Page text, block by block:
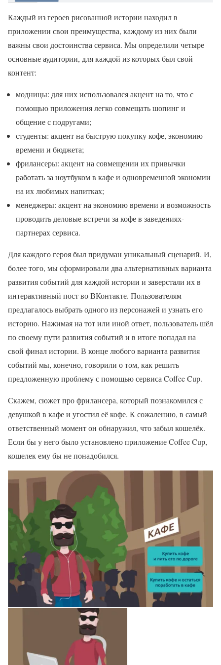
Каждый из героев рисованной истории находил в
приложении свои преимущества, каждому из них были
важны свои достоинства сервиса. Мы определили четыре
основные аудитории, для каждой из которых был свой
контент:
модницы: для них использовался акцент на то, что с
помощью приложения легко совмещать шопинг и
общение с подругами;
студенты: акцент на быструю покупку кофе, экономию
времени и бюджета;
фрилансеры: акцент на совмещении их привычки
работать за ноутбуком в кафе и одновременной экономии
на их любимых напитках;
менеджеры: акцент на экономию времени и возможность
проводить деловые встречи за кофе в заведениях-
партнерах сервиса.
Для каждого героя был придуман уникальный сценарий. И,
более того, мы сформировали два альтернативных варианта
развития событий для каждой истории и заверстали их в
интерактивный пост во ВКонтакте. Пользователям
предлагалось выбрать одного из персонажей и узнать его
историю. Нажимая на тот или иной ответ, пользователь шёл
по своему пути развития событий и в итоге попадал на
свой финал истории. В конце любого варианта развития
событий мы, конечно, говорили о том, как решить
предложенную проблему с помощью сервиса Coffee Cup.
Скажем, сюжет про фрилансера, который познакомился с
девушкой в кафе и угостил её кофе. К сожалению, в самый
ответственный момент он обнаружил, что забыл кошелёк.
Если бы у него было установлено приложение Coffee Cup,
кошелек ему бы не понадобился.